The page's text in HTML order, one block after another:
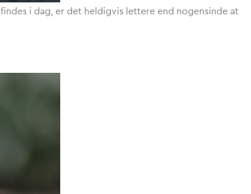
i dag, er det heldigvis lettere end nogensinde at